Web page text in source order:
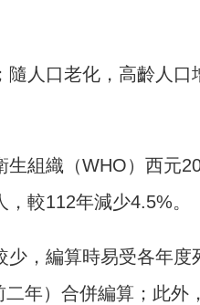
隨人口老化，高齡人
生組織（WHO）西元
較112年減少4.5%。
少，編算時易受各年
年）合併編算；此外